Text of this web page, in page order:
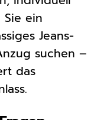
ein
Jeans-
suchen –
das